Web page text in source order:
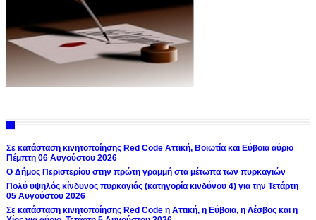
Σε κατάσταση κινητοποίησης Red Code Αττική, Βοιωτία και Εύβοια αύριο
Πέμπτη 06 Αυγούστου 2026
Ο Δήμος Περιστερίου στην πρώτη γραμμή στα μέτωπα των πυρκαγιών
Πολύ υψηλός κίνδυνος πυρκαγιάς (κατηγορία κινδύνου 4) για την Τετάρτη
05 Αυγούστου 2026
Σε κατάσταση κινητοποίησης Red Code η Αττική, η Εύβοια, η Λέσβος και η